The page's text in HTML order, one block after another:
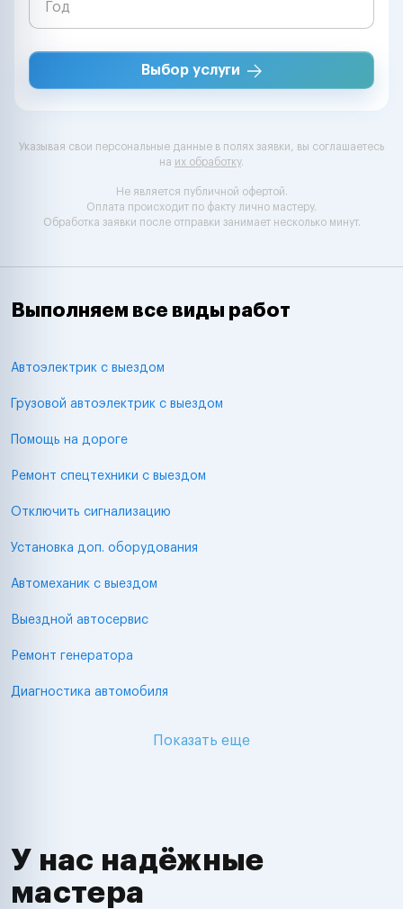
Выбор услуги
Указывая свои персональные данные в полях заявки, вы соглашаетесь
на их обработку.
Не является публичной офертой.
Оплата происходит по факту лично мастеру.
Обработка заявки после отправки занимает несколько минут.
Выполняем все виды работ
Автоэлектрик с выездом
Грузовой автоэлектрик с выездом
Помощь на дороге
Ремонт спецтехники с выездом
Отключить сигнализацию
Установка доп. оборудования
Автомеханик с выездом
Выездной автосервис
Ремонт генератора
Диагностика автомобиля
Показать еще
У нас надёжные
мастера